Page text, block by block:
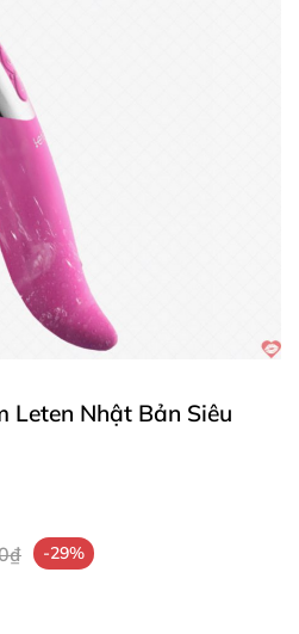
Leten Nhật Bản Siêu
-29%